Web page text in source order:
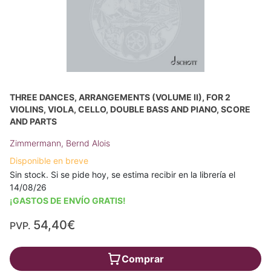
THREE DANCES, ARRANGEMENTS (VOLUME II), FOR 2
VIOLINS, VIOLA, CELLO, DOUBLE BASS AND PIANO, SCORE
AND PARTS
Zimmermann, Bernd Alois
Disponible en breve
Sin stock. Si se pide hoy, se estima recibir en la librería el
14/08/26
¡GASTOS DE ENVÍO GRATIS!
PVP. 54,40€
Comprar